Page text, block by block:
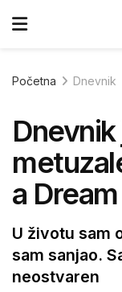
Početna Dnevnik
a Dream
U životu sam
sam sanjao.
neostvaren